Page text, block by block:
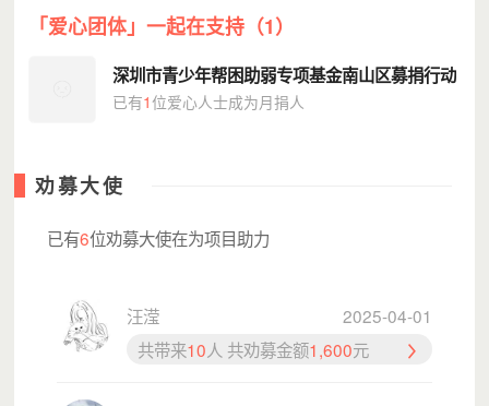
3.用于走访慰问全市困境青少年家庭的交通补贴。
4.行政管理人员的部分薪酬。
全年
三、项目执行计划
该项目全年接受需要帮助的深圳市青少年的申请。
「爱心团体」一起在支持（1）
深圳市青少年帮困助弱专项基金南山区募捐行动
已有1位爱心人士成为月捐人
劝募大使
已有6位劝募大使在为项目助力
汪滢
2025-04-01
共带来10人 共劝募金额1,600元